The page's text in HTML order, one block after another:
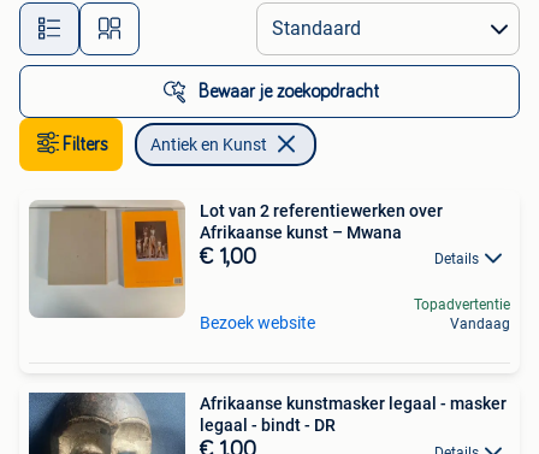
Alle afstanden…
Bewaar je zoekopdracht
Filters Antiek en Kunst
Lot van 2 referentiewerken over
Afrikaanse kunst – Mwana
€ 1,00 Details
Bezoek website
Topadvertentie
Vandaag
Afrikaanse kunstmasker legaal - masker
legaal - bindt - DR